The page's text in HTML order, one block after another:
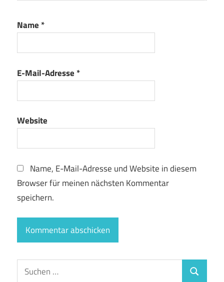
Name *
E-Mail-Adresse *
Website
Name, E-Mail-Adresse und Website in diesem
Browser für meinen nächsten Kommentar
speichern.
Suchen
Suchen